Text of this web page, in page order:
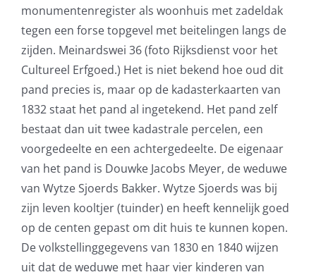
monumentenregister als woonhuis met zadeldak
tegen een forse topgevel met beitelingen langs de
zijden. Meinardswei 36 (foto Rijksdienst voor het
Cultureel Erfgoed.) Het is niet bekend hoe oud dit
pand precies is, maar op de kadasterkaarten van
1832 staat het pand al ingetekend. Het pand zelf
bestaat dan uit twee kadastrale percelen, een
voorgedeelte en een achtergedeelte. De eigenaar
van het pand is Douwke Jacobs Meyer, de weduwe
van Wytze Sjoerds Bakker. Wytze Sjoerds was bij
zijn leven kooltjer (tuinder) en heeft kennelijk goed
op de centen gepast om dit huis te kunnen kopen.
De volkstellinggegevens van 1830 en 1840 wijzen
uit dat de weduwe met haar vier kinderen van